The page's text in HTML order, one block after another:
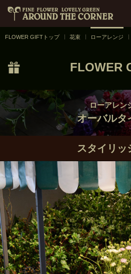
FLOWER GIFTトップ 花束 ローアレンジ
FLOWER
ローアレンジ／オーバルタイプ
ローアレン
オーバルタ
スタイリッ